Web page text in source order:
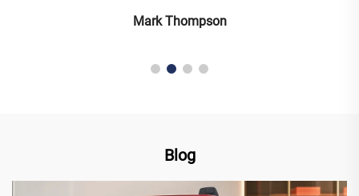
Mark Thompson
Blog